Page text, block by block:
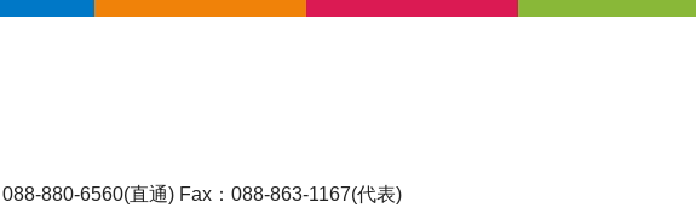
880-6560(直通) Fax：088-863-1167(代表)